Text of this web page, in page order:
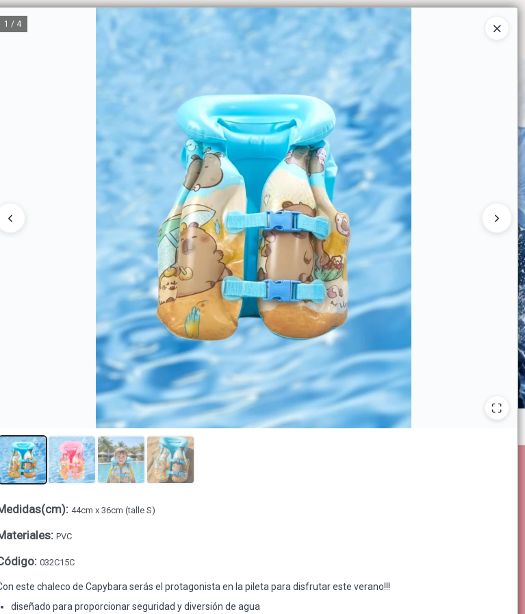
1 / 4
: 44cm x 36cm (talle S)
: PVC
: 032C15C
este chaleco de Capybara serás el protagonista en la pileta para disfrutar este verano!!!
diseñado para proporcionar seguridad y diversión de agua
CÓMO COMPRAR CONTACTO